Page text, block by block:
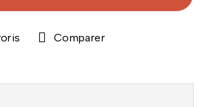
Comparer